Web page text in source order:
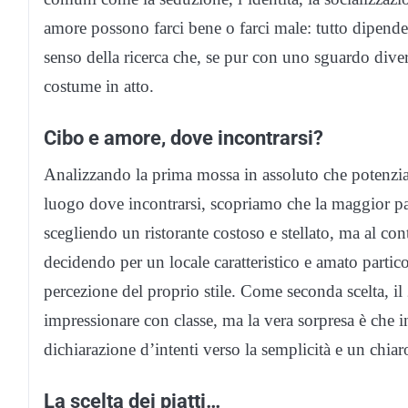
amore possono farci bene o farci male: tutto
senso della ricerca che, se pur con uno sguardo
costume in atto.
Cibo e amore, dove incontrarsi?
Analizzando la prima mossa in assoluto che
luogo dove incontrarsi, scopriamo che la maggior
scegliendo un ristorante costoso e stellato, ma al
decidendo per un locale caratteristico e amato
percezione del proprio stile. Come seconda scelta,
impressionare con classe, ma la vera sorpresa è
dichiarazione d’intenti verso la semplicità e un
La scelta dei piatti…